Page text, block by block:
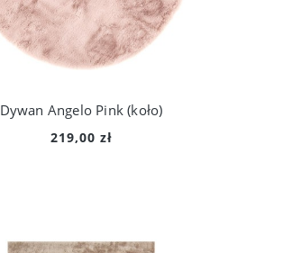
Dywan Angelo Pink (koło)
219,00 zł